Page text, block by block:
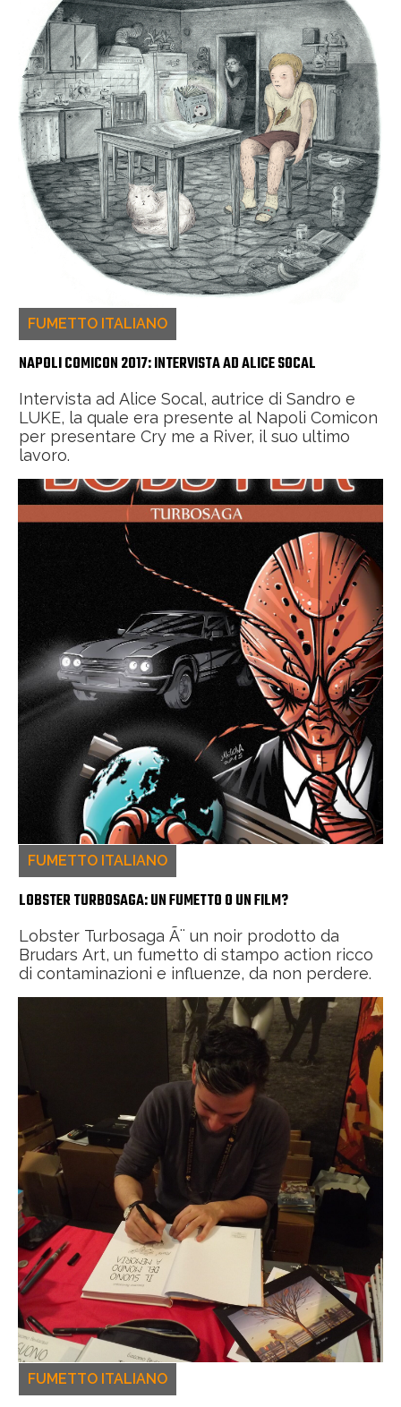
FUMETTO ITALIANO
NAPOLI COMICON 2017: INTERVISTA AD ALICE SOCAL
Intervista ad Alice Socal, autrice di Sandro e
LUKE, la quale era presente al Napoli Comicon
per presentare Cry me a River, il suo ultimo
lavoro.
FUMETTO ITALIANO
LOBSTER TURBOSAGA: UN FUMETTO O UN FILM?
Lobster Turbosaga Ã¨ un noir prodotto da
Brudars Art, un fumetto di stampo action ricco
di contaminazioni e influenze, da non perdere.
FUMETTO ITALIANO